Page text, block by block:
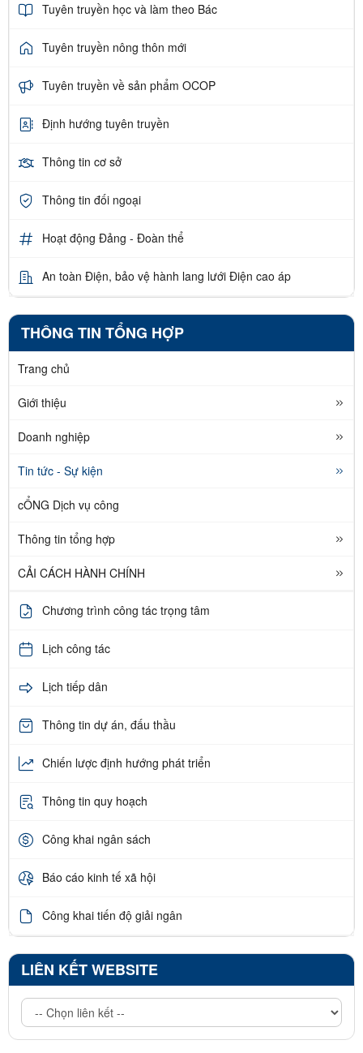
Tuyên truyền học và làm theo Bác
Tuyên truyền nông thôn mới
Tuyên truyền về sản phẩm OCOP
Định hướng tuyên truyền
Thông tin cơ sở
Thông tin đối ngoại
Hoạt động Đảng - Đoàn thể
An toàn Điện, bảo vệ hành lang lưới Điện cao áp
THÔNG TIN TỔNG HỢP
Trang chủ
Giới thiệu
Doanh nghiệp
Tin tức - Sự kiện
cỔNG Dịch vụ công
Thông tin tổng hợp
CẢI CÁCH HÀNH CHÍNH
Chương trình công tác trọng tâm
Lịch công tác
Lịch tiếp dân
Thông tin dự án, đấu thầu
Chiến lược định hướng phát triển
Thông tin quy hoạch
Công khai ngân sách
Báo cáo kinh tế xã hội
Công khai tiến độ giải ngân
LIÊN KẾT WEBSITE